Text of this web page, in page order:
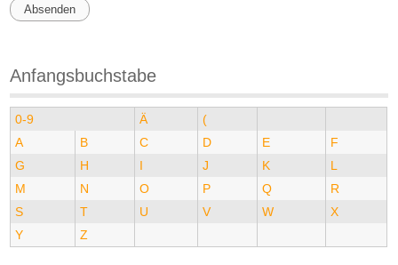
Anfangsbuchstabe
0-9 Ä
(
A
B C D E
F
G
H I J K
L
M
N O P Q
R
S
T U V W
X
Y
Z